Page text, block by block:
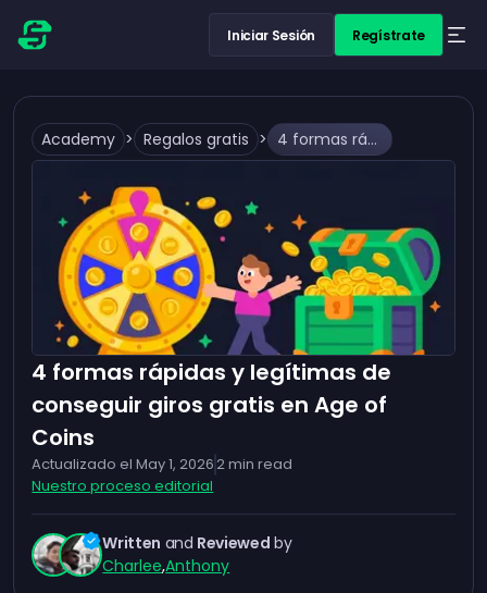
Iniciar Sesión Regístrate
Academy > Regalos gratis > 4 formas rápidas y legítimas de conseguir giros gratis en Age of Coins
4 formas rápidas y legítimas de
conseguir giros gratis en Age of
Coins
Actualizado el May 1, 20262min read
Nuestro proceso editorial
Written and Reviewed by
Charlee,Anthony